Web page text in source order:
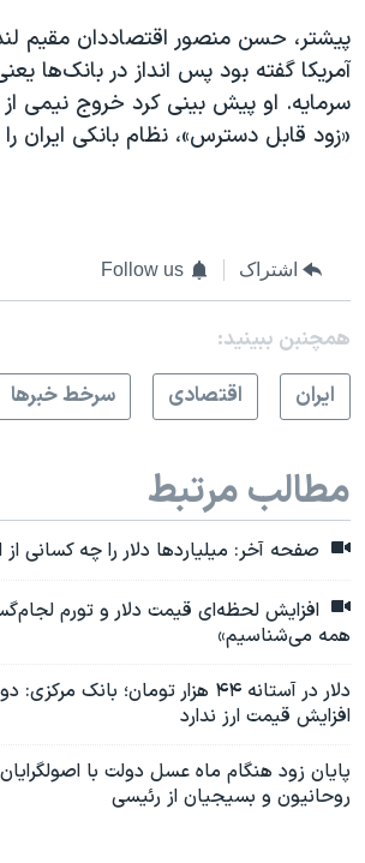
پیشتر، حسن منصور اقتصاددان مقیم
آمریکا گفته بود پس انداز در بانک‌ها
سرمایه. او پیش بینی کرد خروج نیمی
«زود قابل دسترس»، نظام بانکی ایران را
اشتراک Follow us
همچنبن ببینید:
ايران
اقتصادی سرخط خبرها
مطالب مرتبط
صفحه آخر: میلیاردها دلار را چه کسانی
افزایش لحظه‌ای قیمت دلار و تورم
همه می‌شناسیم»
دلار در آستانه ۴۴ هزار تومان؛ بانک
افزایش قیمت ارز ندارد
پایان زود هنگام ماه عسل دولت با
روحانیون و بسیجیان از رئیسی